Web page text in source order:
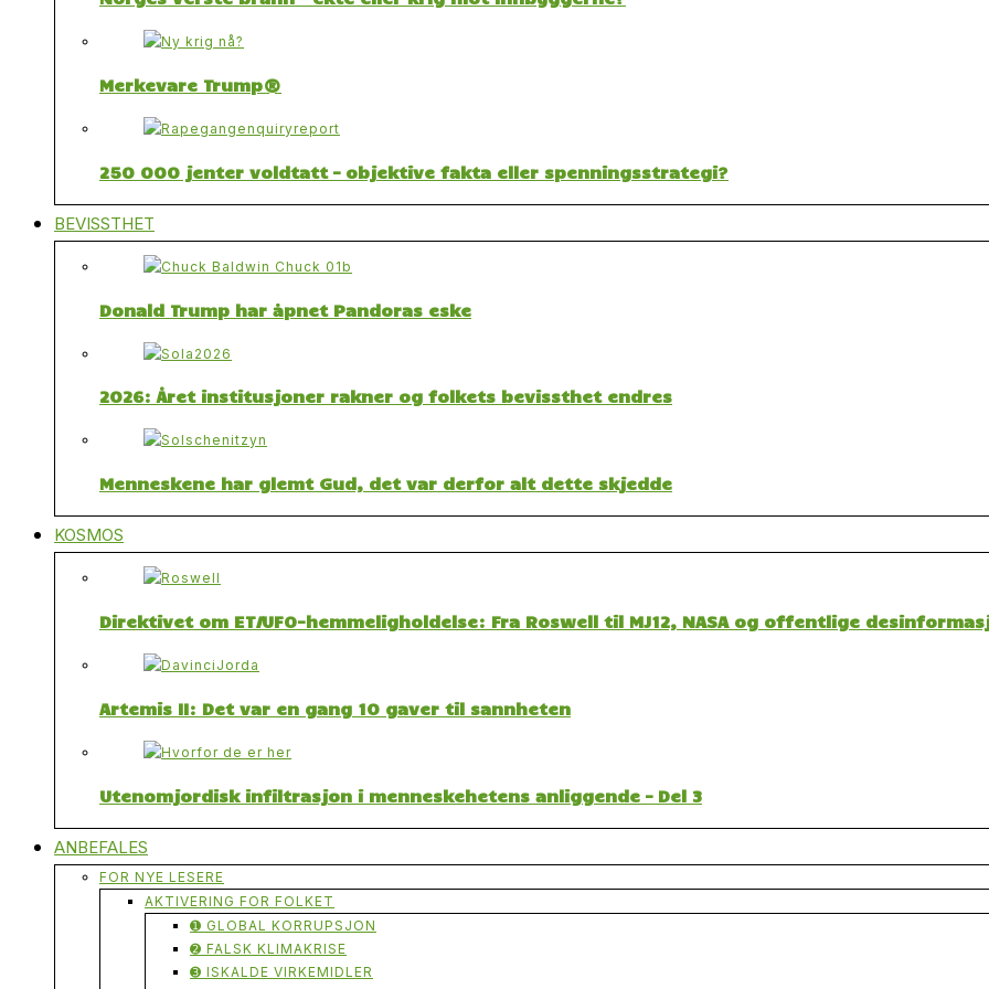
Merkevare Trump®
250 000 jenter voldtatt – objektive fakta eller spenningsstrategi?
BEVISSTHET
Donald Trump har åpnet Pandoras eske
2026: Året institusjoner rakner og folkets bevissthet endres
Menneskene har glemt Gud, det var derfor alt dette skjedde
KOSMOS
Direktivet om ET/UFO-hemmeligholdelse: Fra Roswell til MJ12, NASA og offentlige
Artemis II: Det var en gang 10 gaver til sannheten
Utenomjordisk infiltrasjon i menneskehetens anliggende – Del 3
ANBEFALES
FOR NYE LESERE
AKTIVERING FOR FOLKET
➊ GLOBAL KORRUPSJON
➋ FALSK KLIMAKRISE
➌ ISKALDE VIRKEMIDLER